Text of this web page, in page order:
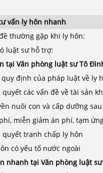
vấn ly hôn nhanh
thường gặp khi ly hôn:
luật sư hỗ trợ:
tại Văn phòng luật sư Tô
quy định của pháp luật về ly
quyết các vấn đề về tài sản
nuôi con và cấp dưỡng
miễn giảm án phí, tạm
quyết tranh chấp ly hôn
có yếu tố nước ngoài
nhanh tại Văn phòng luật